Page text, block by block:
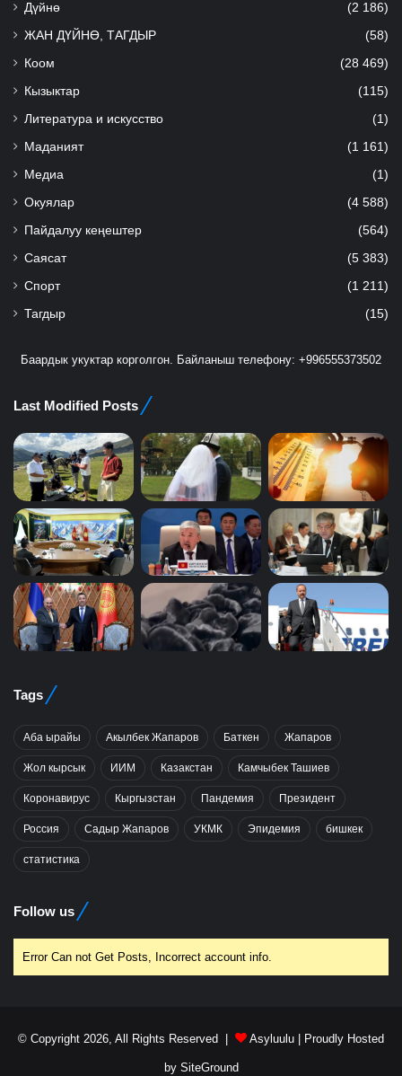
Дүйнө (2 186)
ЖАН ДҮЙНӨ, ТАГДЫР (58)
Коом (28 469)
Кызыктар (115)
Литература и искусство (1)
Маданият (1 161)
Медиа (1)
Окуялар (4 588)
Пайдалуу кеңештер (564)
Саясат (5 383)
Спорт (1 211)
Тагдыр (15)
Баардык укуктар корголгон. Байланыш телефону: +996555373502
Last Modified Posts
Tags
Аба ырайы Акылбек Жапаров Баткен Жапаров
Жол кырсык ИИМ Казакстан Камчыбек Ташиев
Коронавирус Кыргызстан Пандемия Президент
Россия Садыр Жапаров УКМК Эпидемия бишкек
статистика
Follow us
Error Can not Get Posts, Incorrect account info.
© Copyright 2026, All Rights Reserved | Asyluulu | Proudly Hosted
by SiteGround